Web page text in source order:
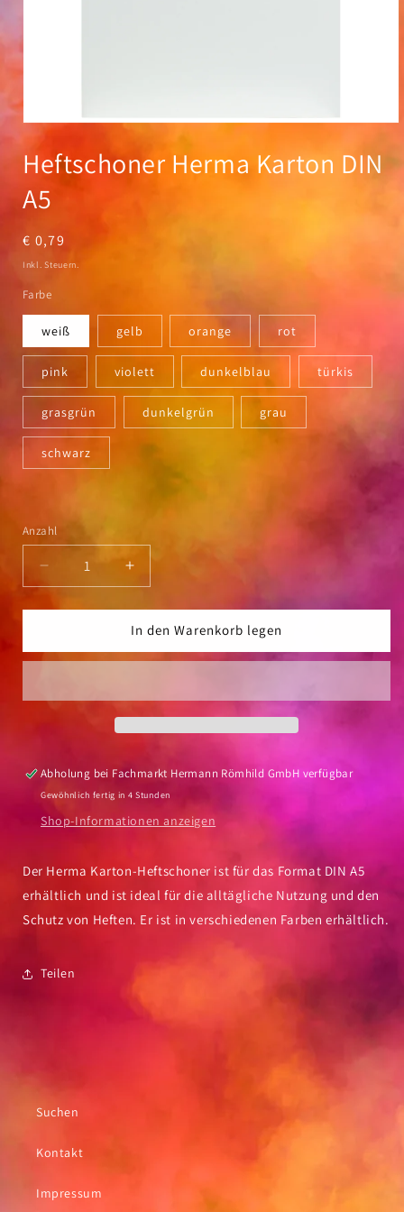
Medien
in
Modal
Heftschoner Herma Karton DIN
A5
Normaler
Preis
€ 0,79
Inkl. Steuern.
Farbe
weiß gelb orange rot
pink violett dunkelblau türkis
grasgrün dunkelgrün grau
schwarz
Anzahl
Anzahl
Verringere
die
Menge
Heftschoner
DIN
Erhöhe
die
Menge
für
Heftschoner
DIN
In den Warenkorb legen
Abholung bei Fachmarkt Hermann Römhild GmbH verfügbar
Gewöhnlich fertig in 4 Stunden
Shop-Informationen anzeigen
Der Herma Karton-Heftschoner ist für das Format DIN A5
erhältlich und ist ideal für die alltägliche Nutzung und den
Schutz von Heften. Er ist in verschiedenen Farben erhältlich.
Teilen
Suchen
Kontakt
Impressum